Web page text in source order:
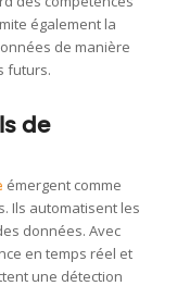
également la
de manière
futurs.
de
émergent comme
Ils automatisent les
données. Avec
en temps réel et
une détection